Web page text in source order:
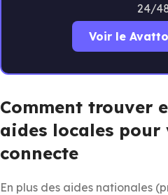
24/
Voir le
Comment trouver
aides locales
connecte
En plus des aides nationales